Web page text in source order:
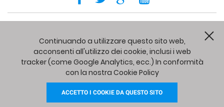
eCommerce development
Holbi Powered by Powerful Commerce
Continuando a utilizzare questo sito web,
acconsenti all'utilizzo dei cookie, inclusi i web
tracker (come Google Analytics, ecc.) In conformità
con la nostra Cookie Policy
ACCETTO I COOKIE DA QUESTO SITO